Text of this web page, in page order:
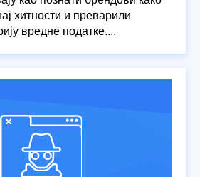
хитности и преварили
вредне податке....